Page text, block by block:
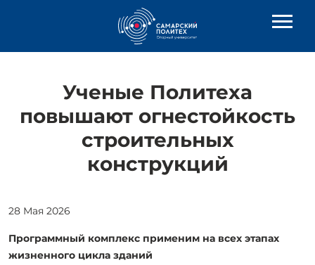
Ученые Политеха
повышают огнестойкость
строительных
конструкций
28 Мая 2026
Программный комплекс применим на всех этапах
жизненного цикла зданий